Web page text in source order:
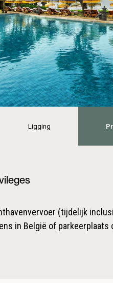
Ligging
(tijdelijk
in België of parkeerplaats